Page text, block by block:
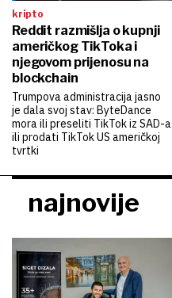
kripto
Reddit razmišlja o kupnji
američkog TikToka i
njegovom prijenosu na
blockchain
Trumpova administracija jasno
je dala svoj stav: ByteDance
mora ili preseliti TikTok iz SAD-a
ili prodati TikTok US američkoj
tvrtki
najnovije